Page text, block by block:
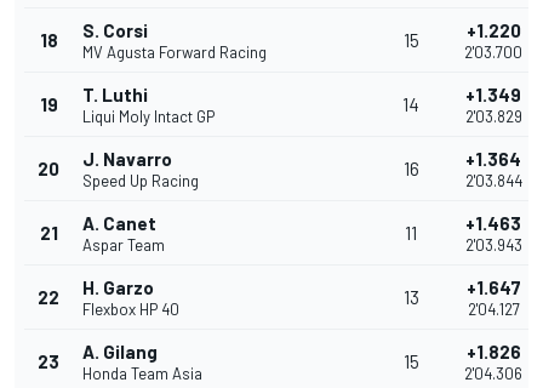
18 S. Corsi
MV Agusta Forward Racing
15 +1.220
2'03.700
19 T. Luthi
Liqui Moly Intact GP
14 +1.349
2'03.829
20 J. Navarro
Speed Up Racing
16 +1.364
2'03.844
21 A. Canet
Aspar Team
11 +1.463
2'03.943
22 H. Garzo
Flexbox HP 40
13 +1.647
2'04.127
23 A. Gilang
Honda Team Asia
15 +1.826
2'04.306